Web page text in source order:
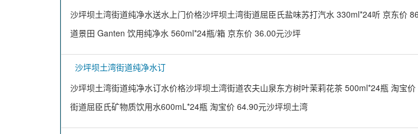
沙坪坝土湾街道纯净水送水上门价格沙坪坝土湾街道屈臣氏盐味苏打汽水 330ml*24听 京东价
道景田 Ganten 饮用纯净水 560ml*24瓶/箱 京东价 36.00元沙坪
沙坪坝土湾街道纯净水订
沙坪坝土湾街道纯净水订水价格沙坪坝土湾街道农夫山泉东方树叶茉莉花茶 500ml*24瓶 淘宝
街道屈臣氏矿物质饮用水600mL*24瓶 淘宝价 64.90元沙坪坝土湾